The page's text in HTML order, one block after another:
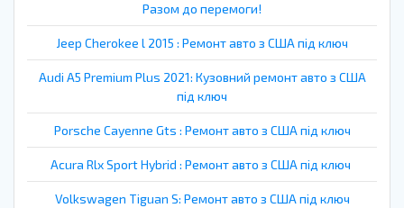
Разом до перемоги!
Jeep Cherokee l 2015 : Ремонт авто з США під ключ
Audi A5 Premium Plus 2021: Кузовний ремонт авто з США
під ключ
Porsche Cayenne Gts : Ремонт авто з США під ключ
Acura Rlx Sport Hybrid : Ремонт авто з США під ключ
Volkswagen Tiguan S: Ремонт авто з США під ключ